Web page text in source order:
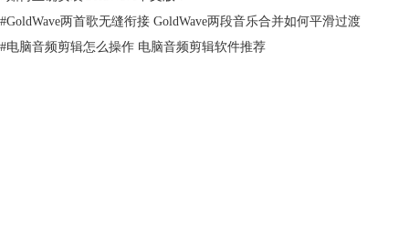
图片8：结束
#GoldWave两首歌无缝衔接 GoldWave两段音乐合并如何平滑过渡
#电脑音频剪辑怎么操作 电脑音频剪辑软件推荐